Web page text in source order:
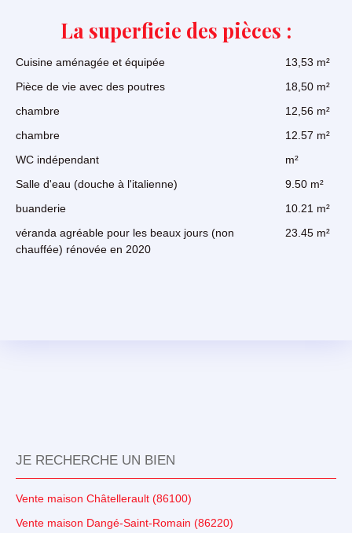
La superficie des pièces :
Cuisine aménagée et équipée
13,53 m²
Pièce de vie avec des poutres
18,50 m²
chambre
12,56 m²
chambre
12.57 m²
WC indépendant
m²
Salle d'eau (douche à l'italienne)
9.50 m²
buanderie
10.21 m²
véranda agréable pour les beaux jours (non
chauffée) rénovée en 2020
23.45 m²
JE RECHERCHE UN BIEN
Vente maison Châtellerault (86100)
Vente maison Dangé-Saint-Romain (86220)